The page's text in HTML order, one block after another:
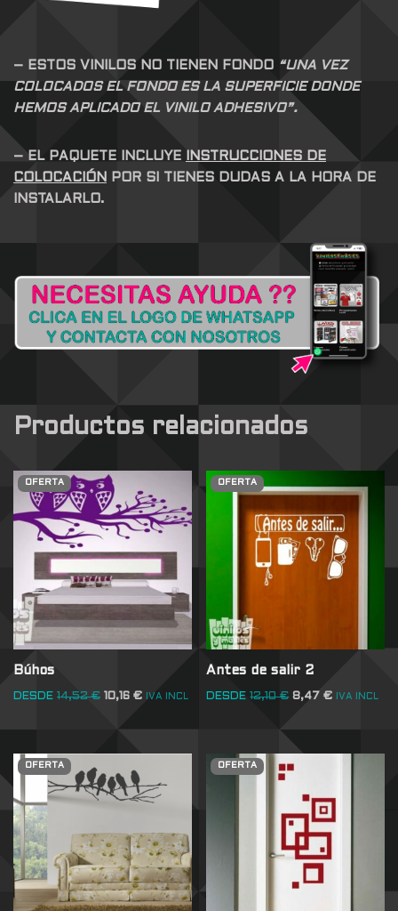
– ESTOS VINILOS NO TIENEN FONDO
“UNA VEZ
COLOCADOS EL FONDO ES LA SUPERFICIE DONDE
HEMOS APLICADO EL VINILO ADHESIVO”.
– EL PAQUETE INCLUYE
INSTRUCCIONES DE
COLOCACIÓN
POR SI TIENES DUDAS A LA HORA DE
INSTALARLO.
Productos relacionados
OFERTA
Búhos
DESDE 14,52€ 10,16 € IVA INCL
OFERTA
Antes de salir 2
DESDE 12,10€ 8,47€ IVA INCL
OFERTA OFERTA